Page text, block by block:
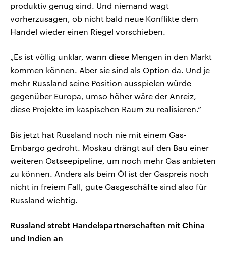
produktiv genug sind. Und niemand wagt
vorherzusagen, ob nicht bald neue Konflikte dem
Handel wieder einen Riegel vorschieben.
„Es ist völlig unklar, wann diese Mengen in den Markt
kommen können. Aber sie sind als Option da. Und je
mehr Russland seine Position ausspielen würde
gegenüber Europa, umso höher wäre der Anreiz,
diese Projekte im kaspischen Raum zu realisieren.“
Bis jetzt hat Russland noch nie mit einem Gas-
Embargo gedroht. Moskau drängt auf den Bau einer
weiteren Ostseepipeline, um noch mehr Gas anbieten
zu können. Anders als beim Öl ist der Gaspreis noch
nicht in freiem Fall, gute Gasgeschäfte sind also für
Russland wichtig.
Russland strebt Handelspartnerschaften mit China
und Indien an